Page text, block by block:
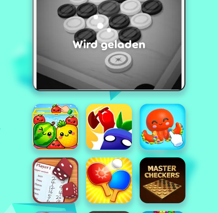
Wird geladen